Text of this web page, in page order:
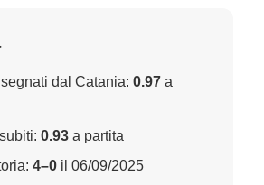
dal Catania: 0.97 a
0.93 a partita
4–0 il 06/09/2025